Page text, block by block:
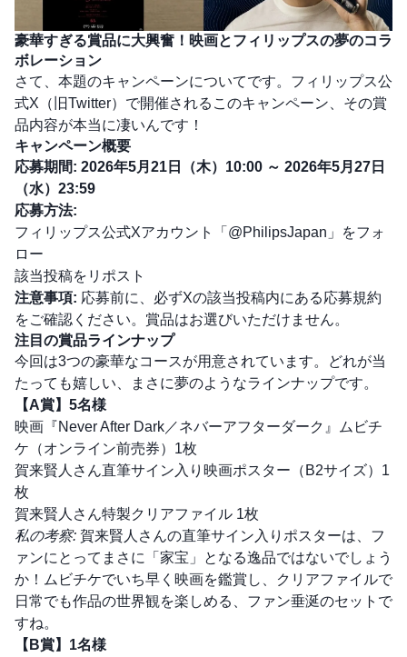
豪華すぎる賞品に大興奮！映画とフィリップスの夢のコラ
ボレーション
さて、本題のキャンペーンについてです。フィリップス公
式X（旧Twitter）で開催されるこのキャンペーン、その賞
品内容が本当に凄いんです！
キャンペーン概要
応募期間: 2026年5月21日（木）10:00 ～ 2026年5月27日
（水）23:59
応募方法:
フィリップス公式Xアカウント「 @PhilipsJapan 」をフォ
ロー
該当投稿をリポスト
注意事項: 応募前に、必ずXの該当投稿内にある応募規約
をご確認ください。賞品はお選びいただけません。
注目の賞品ラインナップ
今回は3つの豪華なコースが用意されています。どれが当
たっても嬉しい、まさに夢のようなラインナップです。
【A賞】5名様
映画『Never After Dark／ネバーアフターダーク』ムビチ
ケ（オンライン前売券）1枚
賀来賢人さん直筆サイン入り映画ポスター（B2サイズ）1
枚
賀来賢人さん特製クリアファイル 1枚
私の考察: 賀来賢人さんの直筆サイン入りポスターは、フ
ァンにとってまさに「家宝」となる逸品ではないでしょう
か！ムビチケでいち早く映画を鑑賞し、クリアファイルで
日常でも作品の世界観を楽しめる、ファン垂涎のセットで
すね。
【B賞】1名様